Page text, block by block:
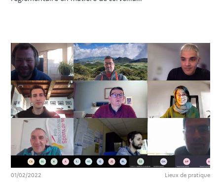
01/02/2022 Lieux de pratique